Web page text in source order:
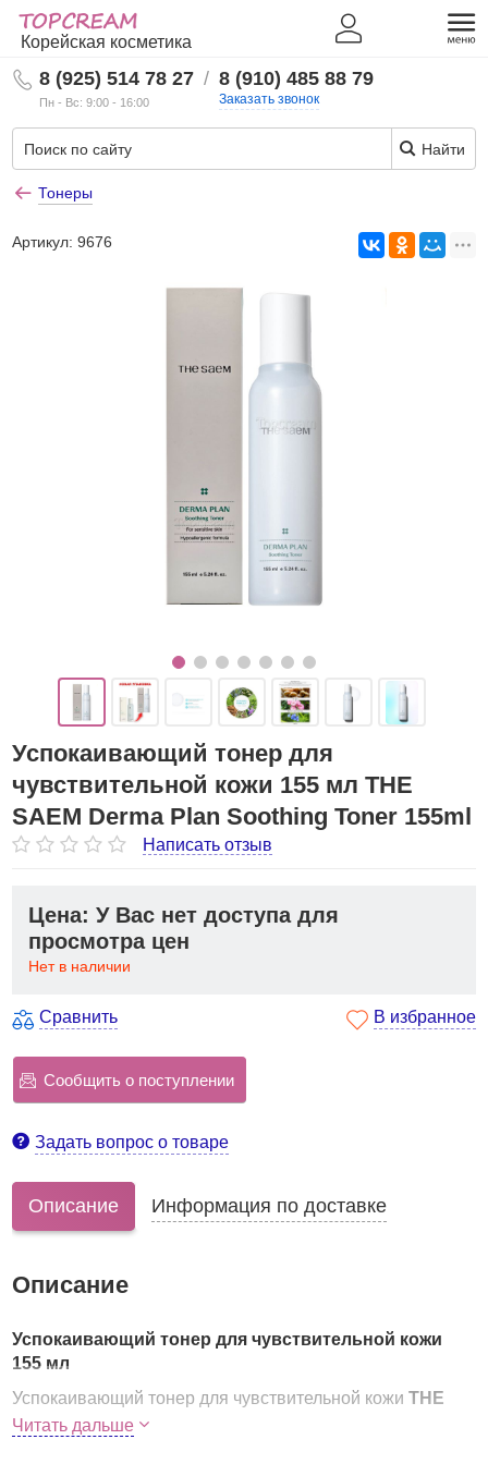
Корейская косметика
8 (925) 514 78 27
Пн - Вс: 9:00 - 16:00
/ 8 (910) 485 88 79
Заказать звонок
Найти
Тонеры
Артикул:9676
Успокаивающий тонер для
чувствительной кожи 155 мл THE
SAEM Derma Plan Soothing Toner 155ml
Написать отзыв
Цена: У Вас нет доступа для
просмотра цен
Нет в наличии
Сравнить В избранное
Сообщить о поступлении
Задать вопрос о товаре
Описание Информация по доставке
Описание
Успокаивающий тонер для чувствительной кожи
155 мл
Успокаивающий тонер для чувствительной кожи THE
SAEM Derma Plan Soothing Toner
Читать дальше